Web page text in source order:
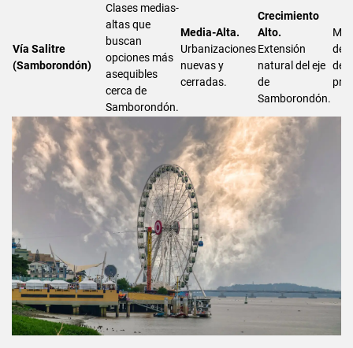
Vía Salitre
(Samborondón)
Clases medias-
altas que
buscan
opciones más
asequibles
cerca de
Samborondón.
Media-Alta.
Urbanizaciones
nuevas y
cerradas.
Crecimiento
Alto.
Extensión
natural del eje
de
Samborondón.
del